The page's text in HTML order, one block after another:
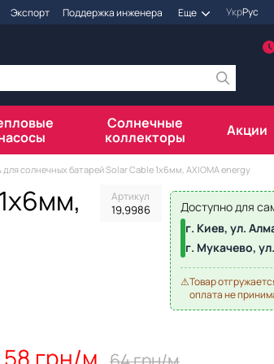
Экспорт Поддержка инженера Еще УкрРус
Солнечные
коллекторы
Акции
для солнечных батарей Solar Cable 1x6мм, AXIOMA energy
Артикул
19,9986 Доступно для
г. Киев, ул.
г. Мукачево,
⚠Товар
оплата не
58 грн/м